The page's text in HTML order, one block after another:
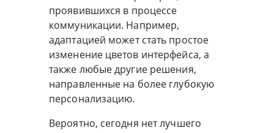
проявившихся в процессе
коммуникации. Например,
адаптацией может стать простое
изменение цветов интерфейса, а
также любые другие решения,
направленные на более глубокую
персонализацию.
Вероятно, сегодня нет лучшего